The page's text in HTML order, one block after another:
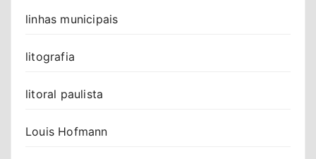
linhas municipais
litografia
litoral paulista
Louis Hofmann